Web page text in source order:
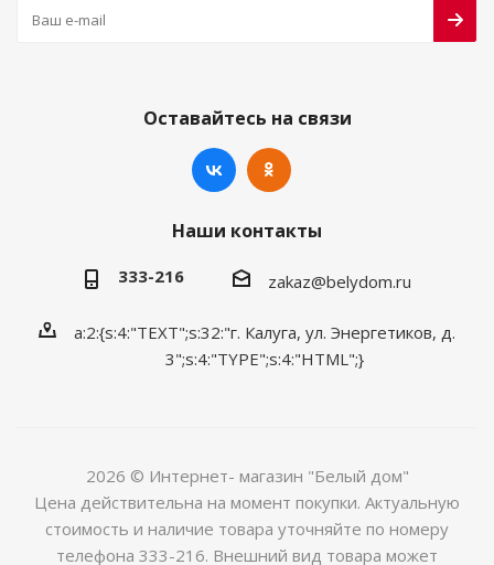
Оставайтесь на связи
Наши контакты
333-216 zakaz@belydom.ru
a:2:{s:4:"TEXT";s:32:"г. Калуга, ул. Энергетиков, д.
3";s:4:"TYPE";s:4:"HTML";}
2026 © Интернет- магазин "Белый дом"
Цена действительна на момент покупки. Актуальную
стоимость и наличие товара уточняйте по номеру
телефона 333-216. Внешний вид товара может